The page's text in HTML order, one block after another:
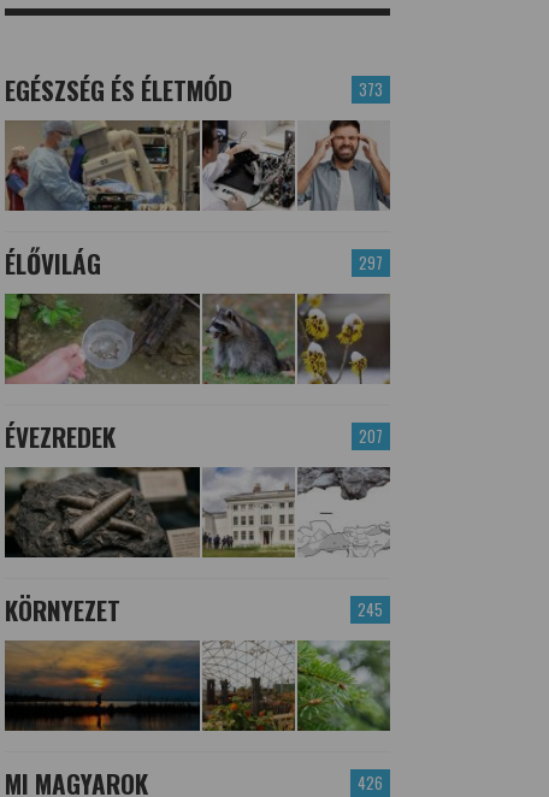
373
EGÉSZSÉG ÉS ÉLETMÓD
297
ÉLŐVILÁG
207
ÉVEZREDEK
245
KÖRNYEZET
426
MI MAGYAROK